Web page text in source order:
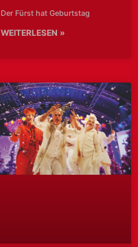
Der Fürst hat Geburtstag
WEITERLESEN »